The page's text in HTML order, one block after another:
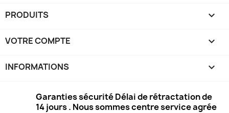
PRODUITS 
VOTRE COMPTE 
INFORMATIONS keyboard_arrow_down
Garanties sécurité Délai de rétractation de
14 jours . Nous sommes centre service agrée